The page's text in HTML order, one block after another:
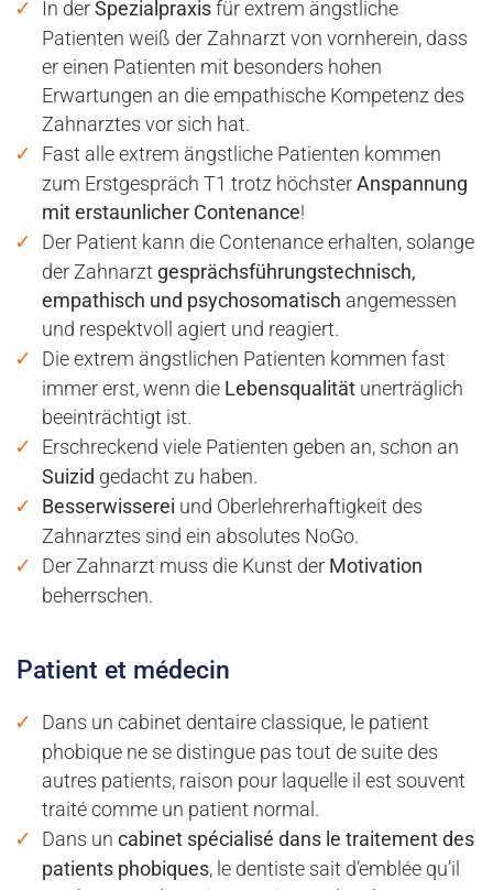
In der Spezialpraxisfür extrem ängstliche
Patienten weiß der Zahnarzt von vornherein, dass
er einen Patienten mit besonders hohen
Erwartungen an die empathische Kompetenz des
Zahnarztes vor sich hat.
Fast alle extrem ängstliche Patienten kommen
zum Erstgespräch T1 trotz höchster Anspannung
mit erstaunlicher Contenance!
Der Patient kann die Contenance erhalten, solange
der Zahnarzt gesprächsführungstechnisch,
empathisch und psychosomatisch angemessen
und respektvoll agiert und reagiert.
Die extrem ängstlichen Patienten kommen fast
immer erst, wenn die Lebensqualitätunerträglich
beeinträchtigt ist.
Erschreckend viele Patienten geben an, schon an
Suizid gedacht zu haben.
Besserwisserei und Oberlehrerhaftigkeit des
Zahnarztes sind ein absolutes NoGo.
Der Zahnarzt muss die Kunst der Motivation
beherrschen.
Patient et médecin
Dans un cabinet dentaire classique, le patient
phobique ne se distingue pas tout de suite des
autres patients, raison pour laquelle il est souvent
traité comme un patient normal.
Dans un cabinet spécialisé dans le traitement des
patients phobiques, le dentiste sait d’emblée qu’il